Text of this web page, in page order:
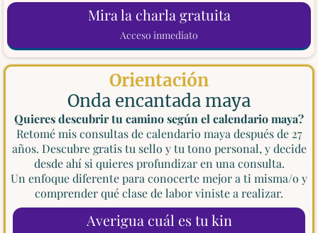
Mira la charla gratuita
Acceso inmediato
Orientación
Onda encantada maya
Quieres descubrir tu camino según el calendario maya?
Retomé mis consultas de calendario maya después de 27
años. Descubre gratis tu sello y tu tono personal, y decide
desde ahí si quieres profundizar en una consulta.
Un enfoque diferente para conocerte mejor a ti misma/o y
comprender qué clase de labor viniste a realizar.
Averigua cuál es tu kin